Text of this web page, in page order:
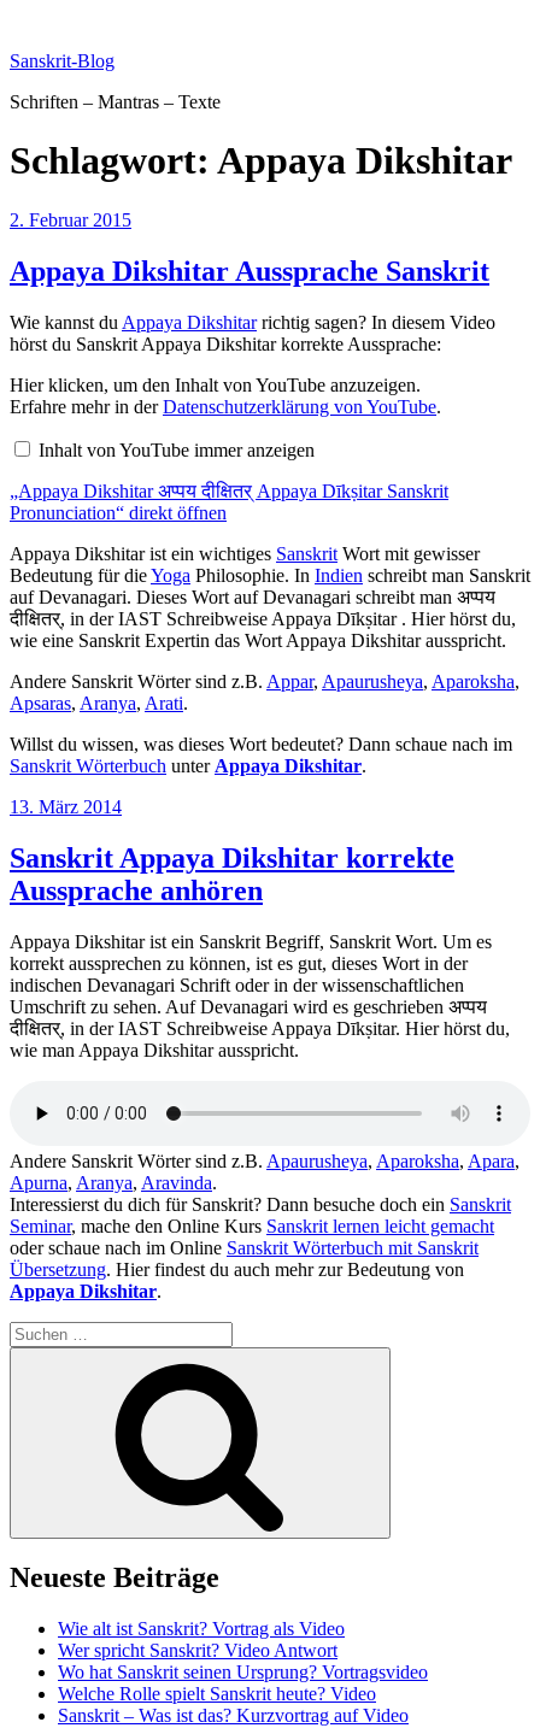
springen
Sanskrit-Blog
Schriften – Mantras – Texte
Schlagwort: Appaya Dikshitar
Veröffentlicht
2. Februar 2015
Appaya Dikshitar Aussprache Sanskrit
Wie kannst du Appaya Dikshitarrichtig sagen? In diesem Video
hörst du Sanskrit Appaya Dikshitar korrekte Aussprache:
„Appaya
Dikshitar
अप्पय
दीक्षितर्
Appaya
Sanskrit
Pronunciation“
YouTube
anzeigen
Hier klicken, um den Inhalt von YouTube anzuzeigen.
Erfahre mehr in derDatenschutzerklärung von YouTube.
Inhalt von YouTube immer anzeigen
„Appaya Dikshitar अप्पय दीक्षितर् Appaya Dīkṣitar Sanskrit
Pronunciation“ direkt öffnen
Appaya Dikshitar ist ein wichtiges Sanskrit Wort mit gewisser
Bedeutung für dieYoga Philosophie. In Indien schreibt man Sanskrit
auf Devanagari. Dieses Wort auf Devanagari schreibt man अप्पय
दीक्षितर्, in der IAST Schreibweise Appaya Dīkṣitar . Hier hörst du,
wie eine Sanskrit Expertin das Wort Appaya Dikshitar ausspricht.
Andere Sanskrit Wörter sind z.B. Appar, Apaurusheya, Aparoksha,
Apsaras, Aranya, Arati.
Willst du wissen, was dieses Wort bedeutet? Dann schaue nach im
Sanskrit Wörterbuch unter Appaya Dikshitar.
Veröffentlicht
13. März 2014
Sanskrit Appaya Dikshitar korrekte
Aussprache anhören
Appaya Dikshitar ist ein Sanskrit Begriff, Sanskrit Wort. Um es
korrekt aussprechen zu können, ist es gut, dieses Wort in der
indischen Devanagari Schrift oder in der wissenschaftlichen
Umschrift zu sehen. Auf Devanagari wird es geschrieben अप्पय
दीक्षितर्, in der IAST Schreibweise Appaya Dīkṣitar. Hier hörst du,
wie man Appaya Dikshitar ausspricht.
Andere Sanskrit Wörter sind z.B. Apaurusheya, Aparoksha, Apara,
Apurna, Aranya, Aravinda.
Interessierst du dich für Sanskrit? Dann besuche doch ein Sanskrit
Seminar, mache den Online Kurs Sanskrit lernen leicht gemacht
oder schaue nach im Online Sanskrit Wörterbuch mit Sanskrit
Übersetzung. Hier findest du auch mehr zur Bedeutung von
Appaya Dikshitar.
Suchen
nach:
Neueste Beiträge
Wie alt ist Sanskrit? Vortrag als Video
Wer spricht Sanskrit? Video Antwort
Wo hat Sanskrit seinen Ursprung? Vortragsvideo
Welche Rolle spielt Sanskrit heute? Video
Sanskrit – Was ist das? Kurzvortrag auf Video